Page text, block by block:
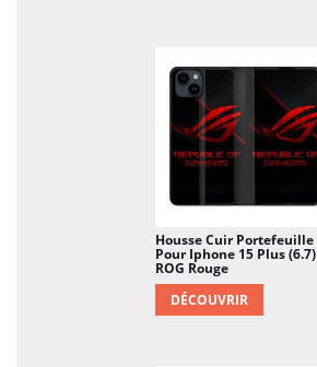
Housse Cuir Portefeuille
Pour Iphone 15 Plus (6.7)
ROG Rouge
DÉCOUVRIR